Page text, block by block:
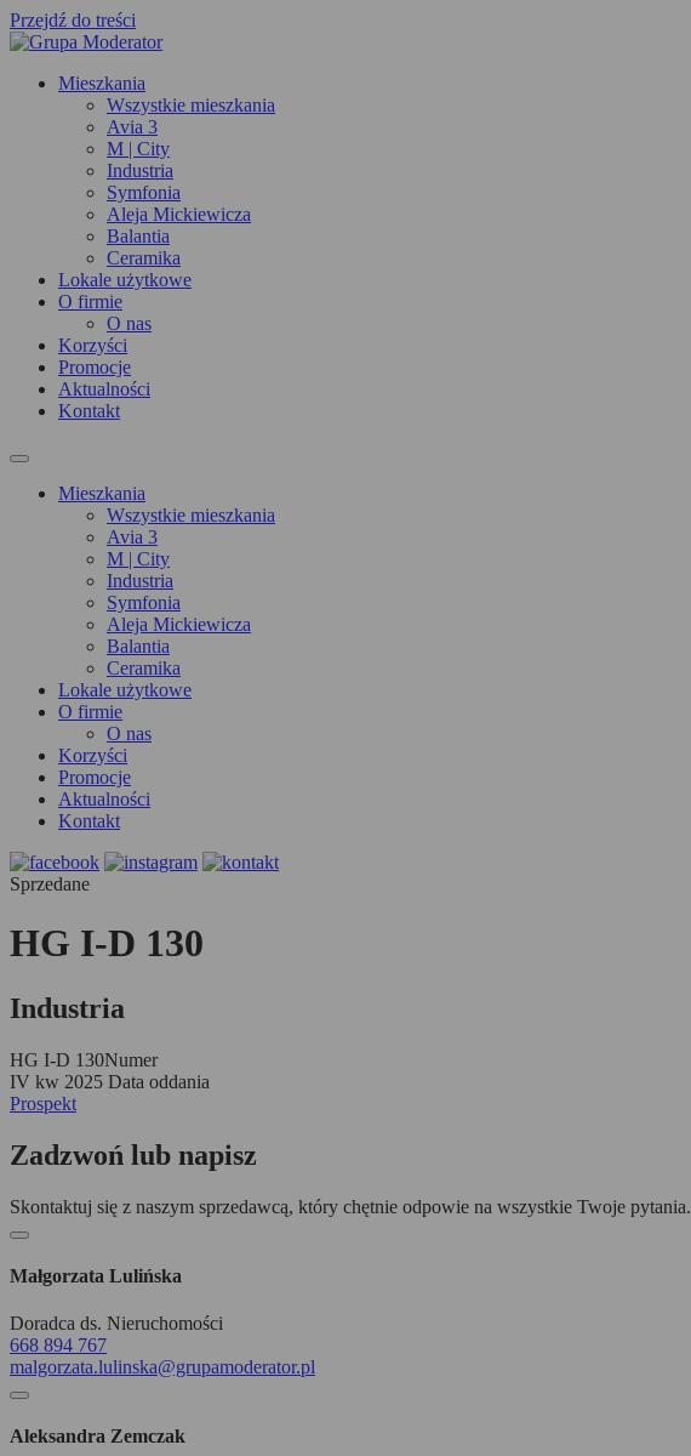
Przejdź do treści
Mieszkania
Wszystkie mieszkania
Avia 3
M | City
Industria
Symfonia
Aleja Mickiewicza
Balantia
Ceramika
Lokale użytkowe
O firmie
O nas
Korzyści
Promocje
Aktualności
Kontakt
Mieszkania
Wszystkie mieszkania
Avia 3
M | City
Industria
Symfonia
Aleja Mickiewicza
Balantia
Ceramika
Lokale użytkowe
O firmie
O nas
Korzyści
Promocje
Aktualności
Kontakt
Sprzedane
HG I-D 130
Industria
HG I-D 130Numer
IV kw 2025 Data oddania
Prospekt
Zadzwoń lub napisz
Skontaktuj się z naszym sprzedawcą, który chętnie odpowie na wszystkie Twoje pytania.
Małgorzata Lulińska
Doradca ds. Nieruchomości
668 894 767
malgorzata.lulinska@grupamoderator.pl
Aleksandra Zemczak